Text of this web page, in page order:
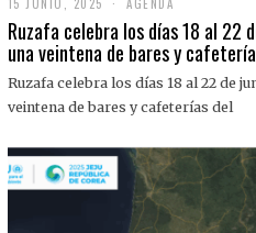
J
U
I
O
0
2
5
Ruzafa celebra los días 18 al 22
una veintena de bares y
Ruzafa celebra los días 18 al 22 de
veintena de bares y cafeterías del